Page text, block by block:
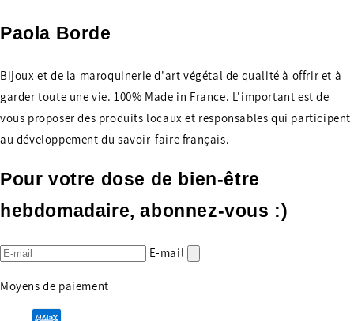
Paola Borde
Bijoux et de la maroquinerie d'art végétal de qualité à offrir et à
garder toute une vie. 100% Made in France. L'important est de
vous proposer des produits locaux et responsables qui participent
au développement du savoir-faire français.
Pour votre dose de bien-être
hebdomadaire, abonnez-vous :)
E-mail
Moyens de paiement